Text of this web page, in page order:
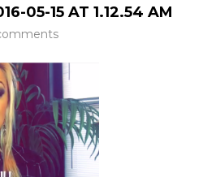
05-15 AT 1.12.54 AM